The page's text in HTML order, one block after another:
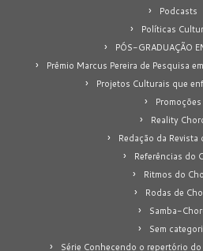
Podcasts
Políticas
PÓS-GRADUAÇÃO
Prêmio Marcus Pereira de Pesquisa
Projetos Culturais que
Promoções
Reality
Redação da Revista
Referências do
Ritmos do
Rodas de
Samba-
Sem
Série Conhecendo o repertório